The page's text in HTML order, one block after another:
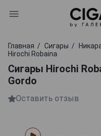
Главная Сигары
Hirochi Robaina
Сигары Hirochi
Gordo
Оставить отзыв